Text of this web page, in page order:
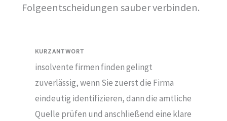
Folgeentscheidungen sauber verbinden.
KURZANTWORT
insolvente firmen finden gelingt
zuverlässig, wenn Sie zuerst die Firma
eindeutig identifizieren, dann die amtliche
Quelle prüfen und anschließend eine klare